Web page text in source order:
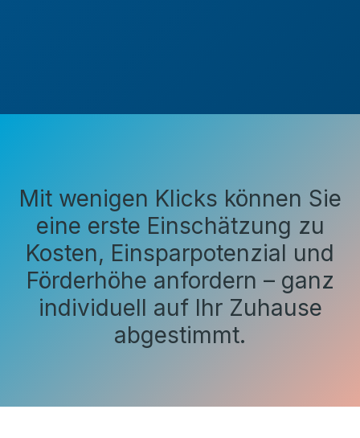
Mit wenigen Klicks können Sie
eine erste Einschätzung zu
Kosten, Einsparpotenzial und
Förderhöhe anfordern – ganz
individuell auf Ihr Zuhause
abgestimmt.